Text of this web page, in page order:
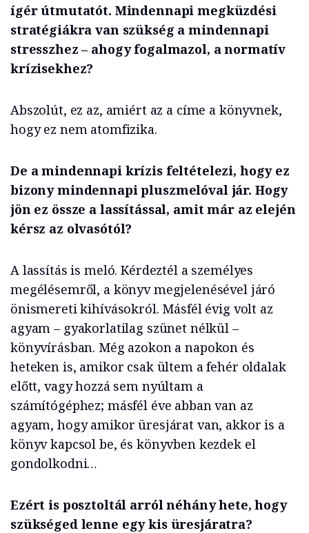
ígér útmutatót. Mindennapi megküzdési
stratégiákra van szükség a mindennapi
stresszhez – ahogy fogalmazol, a normatív
krízisekhez?
Abszolút, ez az, amiért az a címe a könyvnek,
hogy ez nem atomfizika.
De a mindennapi krízis feltételezi, hogy ez
bizony mindennapi pluszmelóval jár. Hogy
jön ez össze a lassítással, amit már az elején
kérsz az olvasótól?
A lassítás is meló. Kérdeztél a személyes
megélésemről, a könyv megjelenésével járó
önismereti kihívásokról. Másfél évig volt az
agyam – gyakorlatilag szünet nélkül –
könyvírásban. Még azokon a napokon és
heteken is, amikor csak ültem a fehér oldalak
előtt, vagy hozzá sem nyúltam a
számítógéphez; másfél éve abban van az
agyam, hogy amikor üresjárat van, akkor is a
könyv kapcsol be, és könyvben kezdek el
gondolkodni…
Ezért is posztoltál arról néhány hete, hogy
szükséged lenne egy kis üresjáratra?